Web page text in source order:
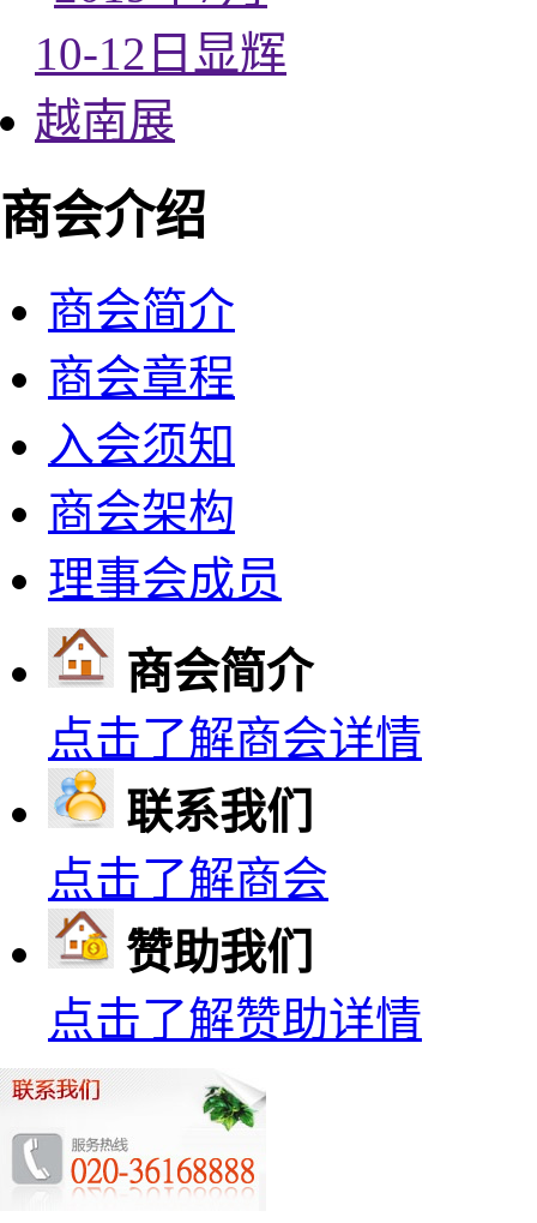
商会介绍
商会简介
商会章程
入会须知
商会架构
理事会成员
商会简介
点击了解商会详情
联系我们
点击了解商会
赞助我们
点击了解赞助详情